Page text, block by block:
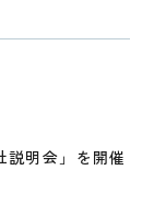
説明会」を開催